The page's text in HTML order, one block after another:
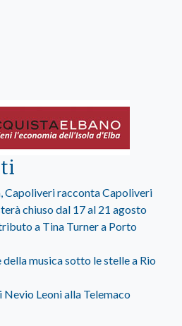
Capoliveri racconta Capoliveri
chiuso dal 17 al 21 agosto
a Tina Turner a Porto
musica sotto le stelle a Rio
Leoni alla Telemaco